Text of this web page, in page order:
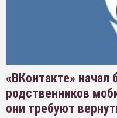
«ВКонтакте» начал
родственников
они требуют